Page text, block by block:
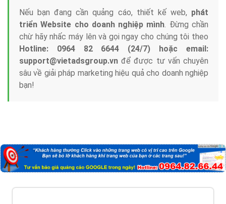
phí mà bạn có thể đầu tư cho marketing online. Đội
ngũ kỹ thuật quảng cáo trực tuyến, SEO, lập trình
Web chuyên sâu trong nghề, được đào tạo bài bản tại
trung tâm marketing online uy tín hàng năm, luôn đem
đến cho khách hàng sản phẩm/ dịch vụ chất
lượng.